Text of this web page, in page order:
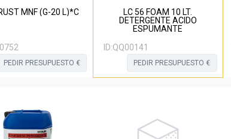
MNF (G-20 L)*C
PEDIR PRESUPUESTO €
LC 56 FOAM 10 LT.
DETERGENTE ACIDO
ESPUMANTE
ID:QQ00141
PEDIR PRESUPUESTO €